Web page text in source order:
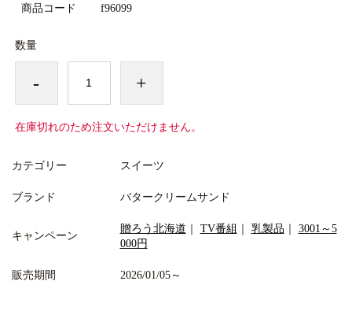
商品コード f96099
数量
- +
在庫切れのため注文いただけません。
カテゴリー スイーツ
ブランド バタークリームサンド
キャンペーン
贈ろう北海道 TV番組 乳製品
3001～5
000円
販売期間 2026/01/05～